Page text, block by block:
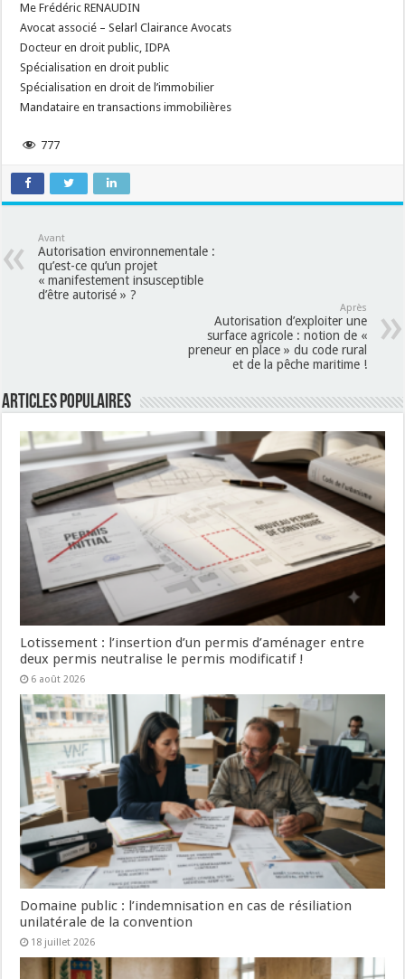
Me Frédéric RENAUDIN
Avocat associé – Selarl Clairance Avocats
Docteur en droit public, IDPA
Spécialisation en droit public
Spécialisation en droit de l’immobilier
Mandataire en transactions immobilières
777
Avant
Autorisation environnementale :
qu’est-ce qu’un projet
« manifestement insusceptible
d’être autorisé » ?
Après
Autorisation d’exploiter une
surface agricole : notion de «
preneur en place » du code rural
et de la pêche maritime !
Articles populaires
Lotissement : l’insertion d’un permis d’aménager entre
deux permis neutralise le permis modificatif !
6 août 2026
Domaine public : l’indemnisation en cas de résiliation
unilatérale de la convention
18 juillet 2026